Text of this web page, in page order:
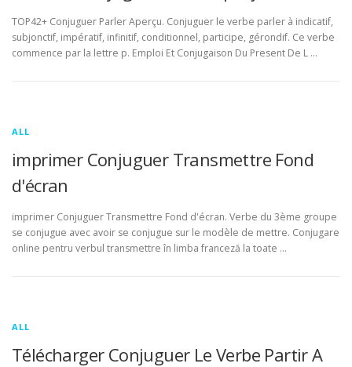
TOP42+ Conjuguer Parler Aperçu. Conjuguer le verbe parler à indicatif,
subjonctif, impératif, infinitif, conditionnel, participe, gérondif. Ce verbe
commence par la lettre p. Emploi Et Conjugaison Du Present De L …
ALL
imprimer Conjuguer Transmettre Fond
d'écran
imprimer Conjuguer Transmettre Fond d'écran. Verbe du 3ème groupe
se conjugue avec avoir se conjugue sur le modèle de mettre. Conjugare
online pentru verbul transmettre în limba franceză la toate …
ALL
Télécharger Conjuguer Le Verbe Partir A